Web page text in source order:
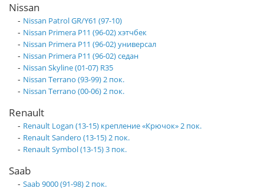
Nissan
- Nissan Patrol GR/Y61 (97-10)
- Nissan Primera P11 (96-02) хэтчбек
- Nissan Primera P11 (96-02) универсал
- Nissan Primera P11 (96-02) седан
- Nissan Skyline (01-07) R35
- Nissan Terrano (93-99) 2 пок.
- Nissan Terrano (00-06) 2 пок.
Renault
- Renault Logan (13-15) крепление «Крючок» 2 пок.
- Renault Sandero (13-15) 2 пок.
- Renault Symbol (13-15) 3 пок.
Saab
- Saab 9000 (91-98) 2 пок.